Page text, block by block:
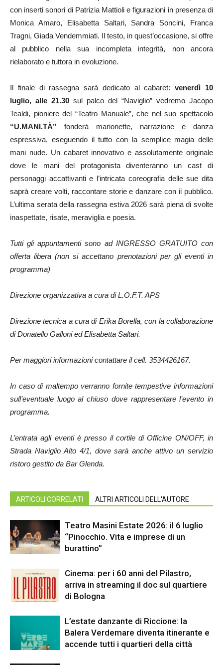
con inserti sonori di Patrizia Mattioli e figurazioni in presenza di
Monica Amaro, Elisabetta Saltari, Sandra Soncini, Franca
Tragni, Giada Vendemmiati. Il testo, in quest’occasione, si offre
al pubblico nella sua incompleta integrità, non ancora
rielaborato e tuttora in evoluzione.
Il finale di rassegna sarà dedicato al cabaret:venerdì 10
luglio, alle 21.30 sul palco del “Naviglio” vedremo Jacopo
Tealdi, pioniere del “Teatro Manuale”, che nel suo spettacolo
“U.MANI.TÀ” fonderà marionette, narrazione e danza
espressiva, eseguendo il tutto con la semplice magia delle
mani nude. Un cabaret innovativo e assolutamente originale
dove le mani del protagonista diventeranno un cast di
personaggi accattivanti e l’intricata coreografia delle sue dita
saprà creare volti, raccontare storie e danzare con il pubblico.
L’ultima serata della rassegna estiva 2026 sarà piena di svolte
inaspettate, risate, meraviglia e poesia.
Tutti gli appuntamenti sono ad INGRESSO GRATUITO con
offerta libera (non si accettano prenotazioni per gli eventi in
programma)
Direzione organizzativa a cura di L.O.F.T. APS
Direzione tecnica a cura di Erika Borella, con la collaborazione
di Donatello Galloni ed Elisabetta Saltari.
Per maggiori informazioni contattare il cell. 3534426167.
In caso di maltempo verranno fornite tempestive informazioni
sull’eventuale luogo al chiuso dove rappresentare l’evento in
programma.
L’entrata agli eventi è presso il cortile di Officine ON/OFF, in
Strada Naviglio Alto 4/1, dove sarà anche attivo un servizio
ristoro gestito da Bar Glenda.
ARTICOLI CORRELATI ALTRI ARTICOLI DELL'AUTORE
Teatro Masini Estate 2026: il 6 luglio
“Pinocchio. Vita e imprese di un
burattino”
Cinema: per i 60 anni del Pilastro,
arriva in streaming il doc sul quartiere
di Bologna
L’estate danzante di Riccione: la
Balera Verdemare diventa itinerante e
accende tutti i quartieri della città